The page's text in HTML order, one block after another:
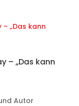
– „Das kann
Autor